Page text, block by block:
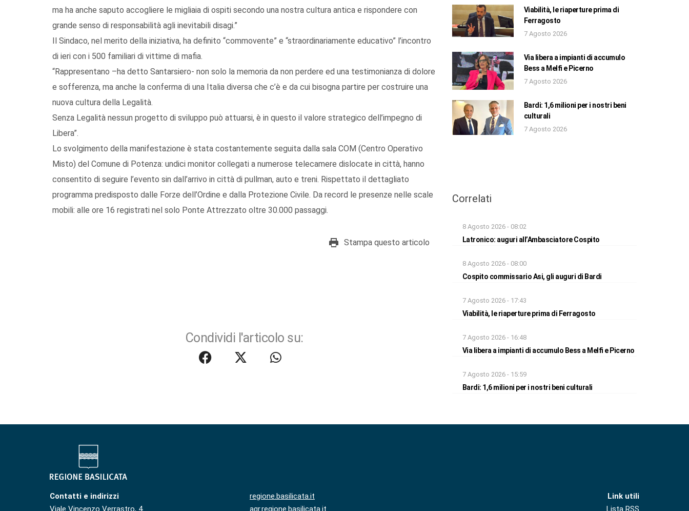
ma ha anche saputo accogliere le migliaia di ospiti secondo una nostra cultura antica e rispondere con
grande senso di responsabilità agli inevitabili disagi.”
Il Sindaco, nel merito della iniziativa, ha definito “commovente” e “straordinariamente educativo” l’incontro
di ieri con i 500 familiari di vittime di mafia.
“Rappresentano –ha detto Santarsiero- non solo la memoria da non perdere ed una testimonianza di dolore
e sofferenza, ma anche la conferma di una Italia diversa che c’è e da cui bisogna partire per costruire una
nuova cultura della Legalità.
Senza Legalità nessun progetto di sviluppo può attuarsi, è in questo il valore strategico dell’impegno di
Libera”.
Lo svolgimento della manifestazione è stata costantemente seguita dalla sala COM (Centro Operativo
Misto) del Comune di Potenza: undici monitor collegati a numerose telecamere dislocate in città, hanno
consentito di seguire l’evento sin dall’arrivo in città di pullman, auto e treni. Rispettato il dettagliato
programma predisposto dalle Forze dell’Ordine e dalla Protezione Civile. Da record le presenze nelle scale
mobili: alle ore 16 registrati nel solo Ponte Attrezzato oltre 30.000 passaggi.
Stampa questo articolo
Condividi l'articolo su:
Viabilità, le riaperture prima di
Ferragosto
7 Agosto 2026
Via libera a impianti di accumulo
Bess a Melfi e Picerno
7 Agosto 2026
Bardi: 1,6 milioni per i nostri beni
culturali
7 Agosto 2026
Correlati
8 Agosto 2026 - 08:02
Latronico: auguri all’Ambasciatore Cospito
8 Agosto 2026 - 08:00
Cospito commissario Asi, gli auguri di Bardi
7 Agosto 2026 - 17:43
Viabilità, le riaperture prima di Ferragosto
7 Agosto 2026 - 16:48
Via libera a impianti di accumulo Bess a Melfi e Picerno
7 Agosto 2026 - 15:59
Bardi: 1,6 milioni per i nostri beni culturali
Contatti e indirizzi
Viale Vincenzo Verrastro, 4
regione.basilicata.it
agr.regione.basilicata.it
Link utili
Lista RSS